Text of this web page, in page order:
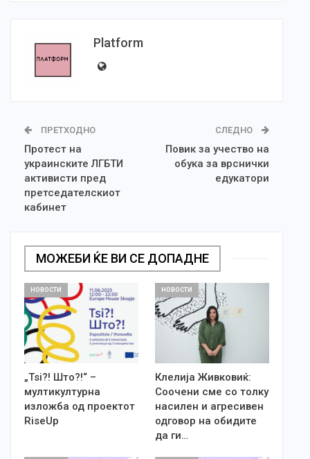
Platform
ПРЕТХОДНО
Протест на
украинските ЛГБТИ
активисти пред
претседателскиот
кабинет
СЛЕДНО
Повик за учество на
обука за врснички
едукатори
МОЖЕБИ ЌЕ ВИ СЕ ДОПАДНЕ
НОВОСТИ
„Tsi?! Што?!“ –
мултикултурна
изложба од проектот
RiseUp
НОВОСТИ
Клелија Живковиќ:
Соочени сме со толку
насилен и агресивен
одговор на обидите
да ги…